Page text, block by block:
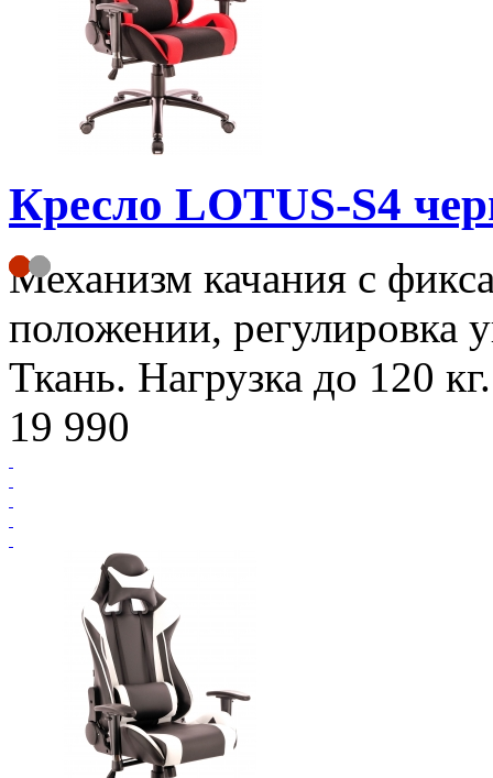
Кресло LOTUS-S4
Механизм качания с
положении, регулировка
Ткань. Нагрузка до 120
19 990